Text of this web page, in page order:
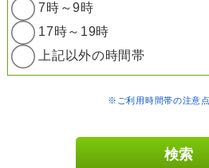
7時～9時
17時～19時
上記以外の時間帯
※ご利用時間帯の注